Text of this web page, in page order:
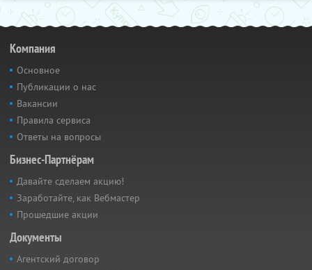
Компания
Основное
Публикации о нас
Вакансии
Правила сервиса
Ответы на вопросы
Бизнес-Партнёрам
Давайте сделаем акцию!
Заработайте, как Вебмастер
Прошедшие акции
Документы
Агентский договор